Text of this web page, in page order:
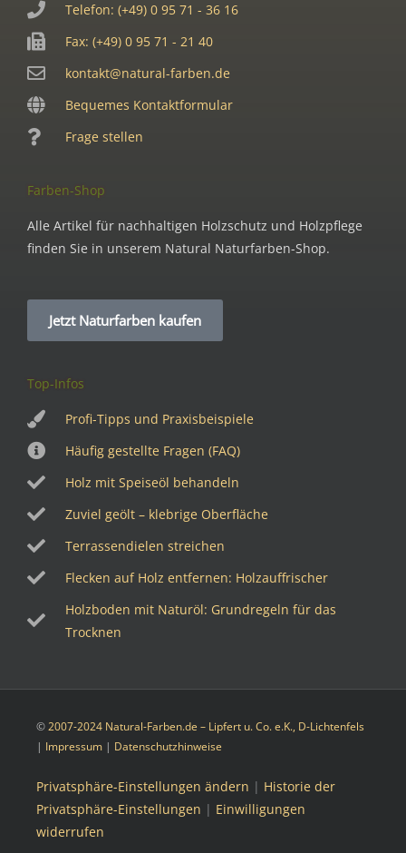
Telefon: (+49) 0 95 71 - 36 16
Fax: (+49) 0 95 71 - 21 40
kontakt@natural-farben.de
Bequemes Kontaktformular
Frage stellen
Farben-Shop
Alle Artikel für nachhaltigen Holzschutz und Holzpflege
finden Sie in unserem Natural Naturfarben-Shop.
Jetzt Naturfarben kaufen
Top-Infos
Profi-Tipps und Praxisbeispiele
Häufig gestellte Fragen (FAQ)
Holz mit Speiseöl behandeln
Zuviel geölt – klebrige Oberfläche
Terrassendielen streichen
Flecken auf Holz entfernen: Holzauffrischer
Holzboden mit Naturöl: Grundregeln für das
Trocknen
©2007-2024 Natural-Farben.de – Lipfert u. Co. e.K., D-Lichtenfels
| Impressum | Datenschutzhinweise
Privatsphäre-Einstellungen ändern | Historie der
Privatsphäre-Einstellungen | Einwilligungen
widerrufen